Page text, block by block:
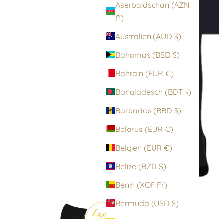
Aserbaidschan (AZN
₼)
Australien (AUD $)
Bahamas (BSD $)
Bahrain (EUR €)
Bangladesch (BDT ৳)
Barbados (BBD $)
Belarus (EUR €)
Belgien (EUR €)
Belize (BZD $)
Benin (XOF Fr)
Bermuda (USD $)